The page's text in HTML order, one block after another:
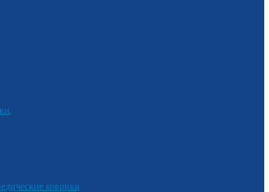
коврики